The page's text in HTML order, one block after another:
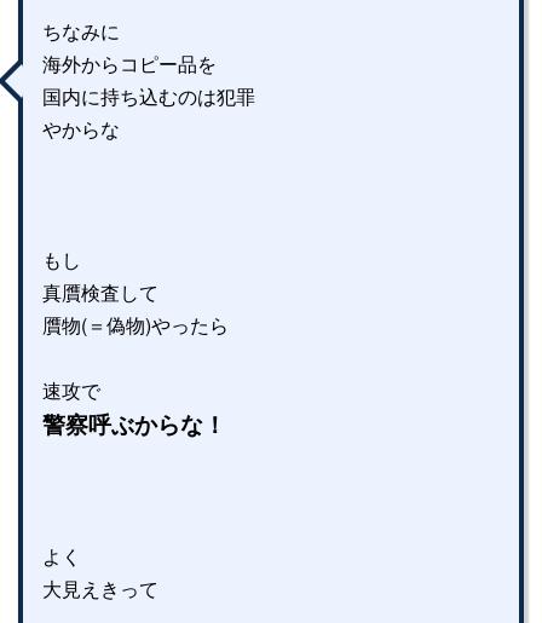
ちなみに
海外からコピー品を
国内に持ち込むのは犯罪
やからな
もし
真贋検査して
贋物(＝偽物)やったら
速攻で
警察呼ぶからな！
よく
大見えきって